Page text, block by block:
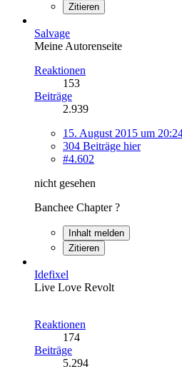
Zitieren
Salvage
Meine Autorenseite
Reaktionen
153
Beiträge
2.939
15. August 2015 um
304 Beiträge hier
#4.602
nicht gesehen
Banchee Chapter ?
Inhalt melden
Zitieren
Idefixel
Live Love Revolt
Reaktionen
174
Beiträge
5.294